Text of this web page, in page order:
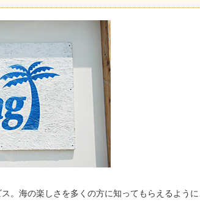
。海の楽しさを多くの方に知ってもらえるよう